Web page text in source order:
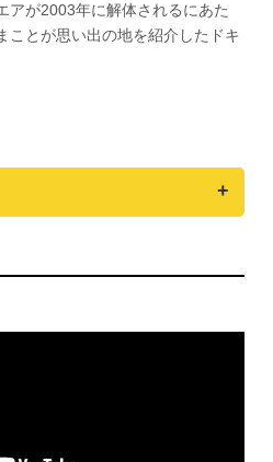
アが2003年に解体されるにあた
ことが思い出の地を紹介したドキ